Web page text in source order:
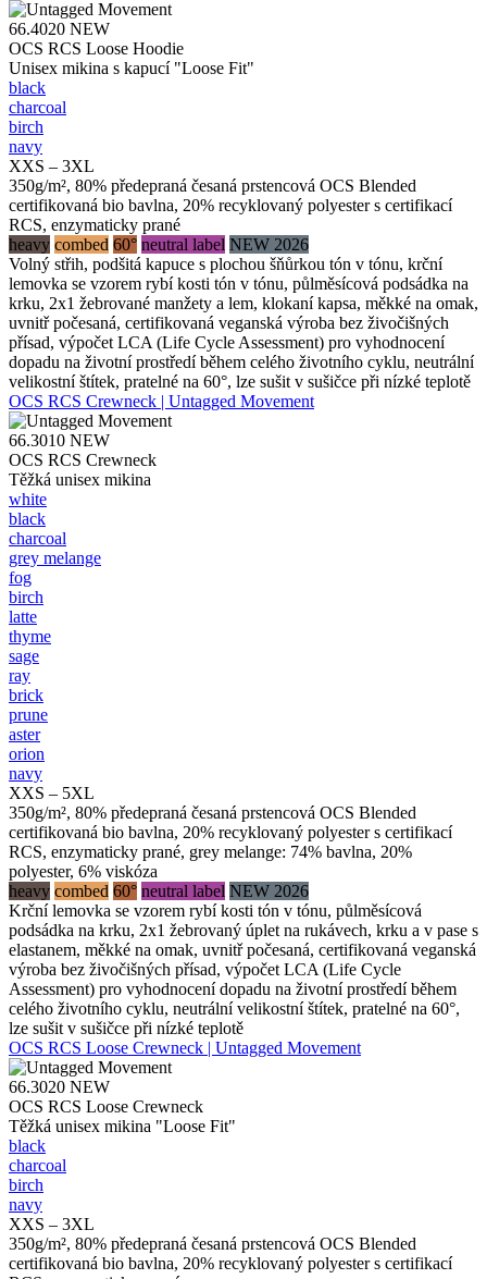
66.4020 NEW
OCS RCS Loose Hoodie
Unisex mikina s kapucí "Loose Fit"
black
charcoal
birch
navy
XXS – 3XL
350g/m², 80% předepraná česaná prstencová OCS Blended
certifikovaná bio bavlna, 20% recyklovaný polyester s certifikací
RCS, enzymaticky prané
heavy combed 60° neutral label NEW 2026
Volný střih, podšitá kapuce s plochou šňůrkou tón v tónu, krční
lemovka se vzorem rybí kosti tón v tónu, půlměsícová podsádka na
krku, 2x1 žebrované manžety a lem, klokaní kapsa, měkké na omak,
uvnitř počesaná, certifikovaná veganská výroba bez živočišných
přísad, výpočet LCA (Life Cycle Assessment) pro vyhodnocení
dopadu na životní prostředí během celého životního cyklu, neutrální
velikostní štítek, pratelné na 60°, lze sušit v sušičce při nízké teplotě
OCS RCS Crewneck | Untagged Movement
66.3010 NEW
OCS RCS Crewneck
Těžká unisex mikina
white
black
charcoal
grey melange
fog
birch
latte
thyme
sage
ray
brick
prune
aster
orion
navy
XXS – 5XL
350g/m², 80% předepraná česaná prstencová OCS Blended
certifikovaná bio bavlna, 20% recyklovaný polyester s certifikací
RCS, enzymaticky prané, grey melange: 74% bavlna, 20%
polyester, 6% viskóza
heavy combed 60° neutral label NEW 2026
Krční lemovka se vzorem rybí kosti tón v tónu, půlměsícová
podsádka na krku, 2x1 žebrovaný úplet na rukávech, krku a v pase s
elastanem, měkké na omak, uvnitř počesaná, certifikovaná veganská
výroba bez živočišných přísad, výpočet LCA (Life Cycle
Assessment) pro vyhodnocení dopadu na životní prostředí během
celého životního cyklu, neutrální velikostní štítek, pratelné na 60°,
lze sušit v sušičce při nízké teplotě
OCS RCS Loose Crewneck | Untagged Movement
66.3020 NEW
OCS RCS Loose Crewneck
Těžká unisex mikina "Loose Fit"
black
charcoal
birch
navy
XXS – 3XL
350g/m², 80% předepraná česaná prstencová OCS Blended
certifikovaná bio bavlna, 20% recyklovaný polyester s certifikací